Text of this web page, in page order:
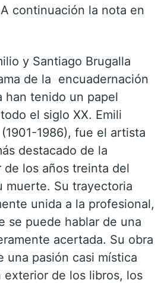
continuación la nota en
y Santiago Brugalla
de la encuadernación
han tenido un papel
el siglo XX. Emili
1986), fue el artista
destacado de la
de los años treinta del
muerte. Su trayectoria
unida a la profesional,
se puede hablar de una
acertada. Su obra
una pasión casi mística
exterior de los libros, los